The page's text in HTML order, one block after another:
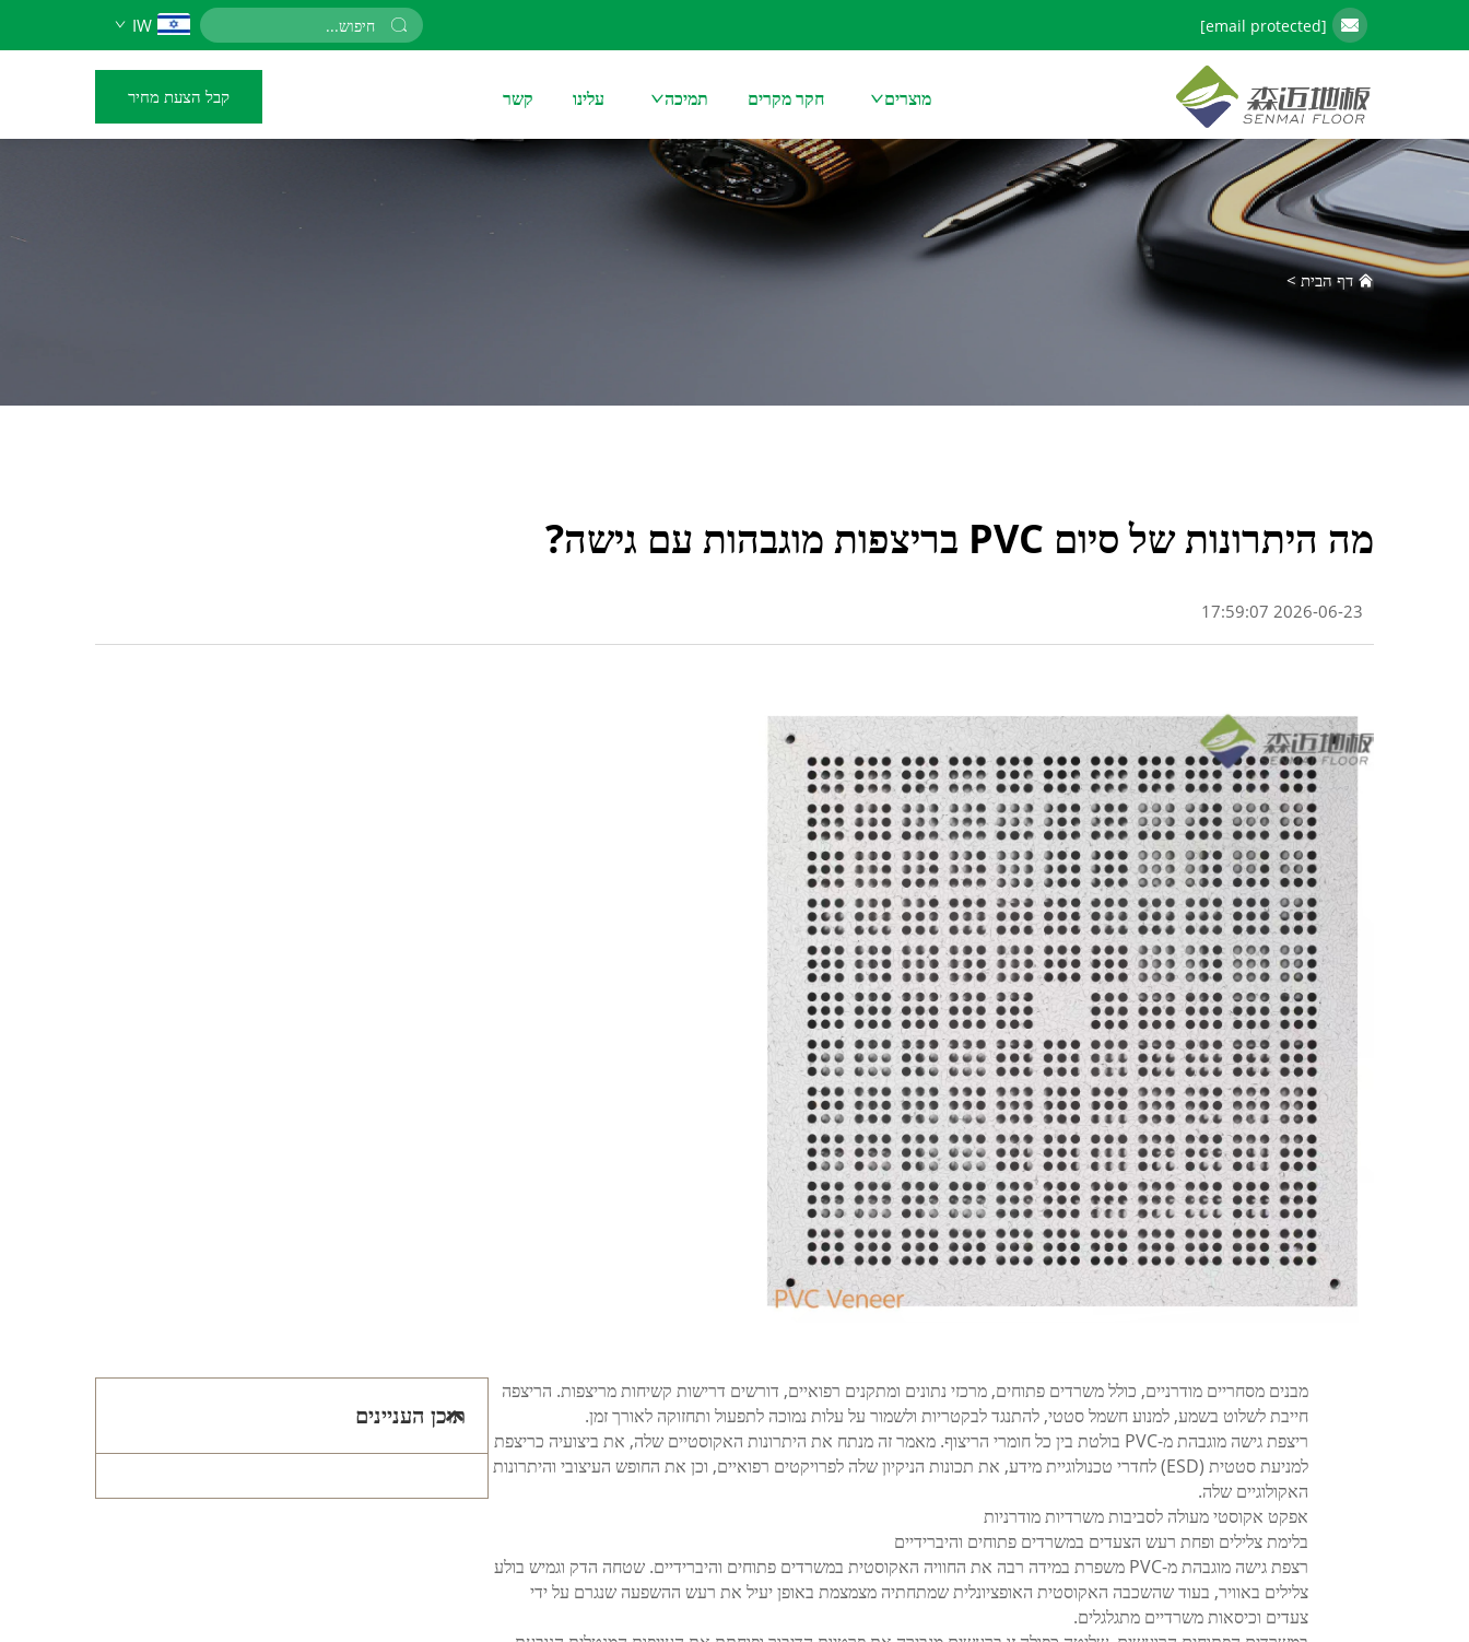
[email protected]
IW
מוצרים חקר מקרים תמיכה עלינו קשר קבל הצעת מחיר
דף הבית >
מה היתרונות של סיום PVC בריצפות מוגבהות עם גישה?
2026-06-23 17:59:07
מבנים מסחריים מודרניים, כולל משרדים פתוחים, מרכזי נתונים ומתקנים רפואיים, דורשים דרישות קשיחות מריצפות. הריצפה
חייבת לשלוט בשמע, למנוע חשמל סטטי, להתנגד לבקטריות ולשמור על עלות נמוכה לתפעול ותחזוקה לאורך זמן.
ריצפת גישה מוגבהת מ-PVC בולטת בין כל חומרי הריצוף. מאמר זה מנתח את היתרונות האקוסטיים שלה, את ביצועיה כריצפת
למניעת סטטית (ESD) לחדרי טכנולוגיית מידע, את תכונות הניקיון שלה לפרויקטים רפואיים, וכן את החופש העיצובי והיתרונות
האקולוגיים שלה.
אפקט אקוסטי מעולה לסביבות משרדיות מודרניות
בלימת צלילים ופחת רעש הצעדים במשרדים פתוחים והיברידיים
רצפת גישה מוגבהת מ-PVC משפרת במידה רבה את החוויה האקוסטית במשרדים פתוחים והיברידיים. שטחה הדק וגמיש בולע
צלילים באוויר, בעוד שהשכבה האקוסטית האופציונלית שמתחתיה מצמצמת באופן יעיל את רעש ההשפעה שנגרם על ידי
צעדים וכיסאות משרדיים מתגלגלים.
תוכן העניינים